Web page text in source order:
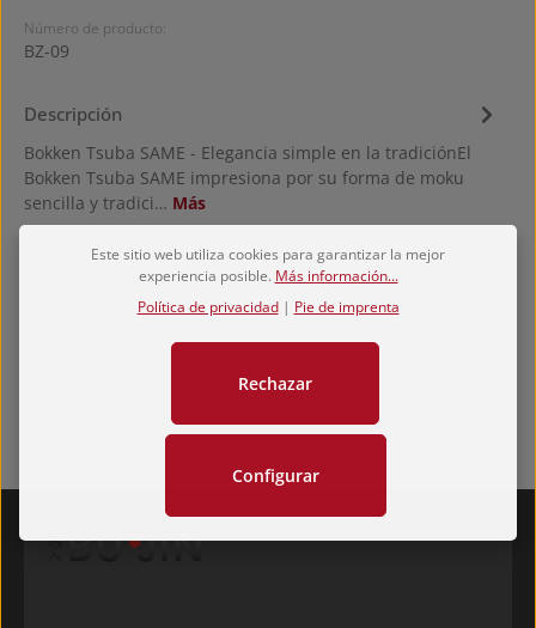
Número de producto:
BZ-09
Descripción
Bokken Tsuba SAME - Elegancia simple en la tradiciónEl
Bokken Tsuba SAME impresiona por su forma de moku
sencilla y tradici… Más
HerstellerEste sitio web utiliza cookies para garantizar la mejor
experiencia posible. Más información...
Política de privacidad| Pie de imprenta
Rechazar
Configurar